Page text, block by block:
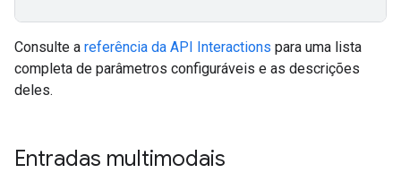
Consulte a referência da API Interactions para uma lista
completa de parâmetros configuráveis e as descrições
deles.
Entradas multimodais